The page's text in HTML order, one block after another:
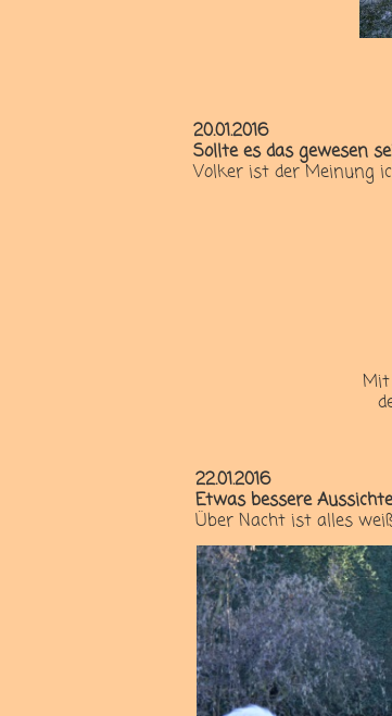
20.01.2016
Sollte es das gewesen
Volker ist der Meinung
Mit
22.01.2016
Etwas bessere
Über Nacht ist alles